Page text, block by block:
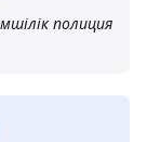
полиция